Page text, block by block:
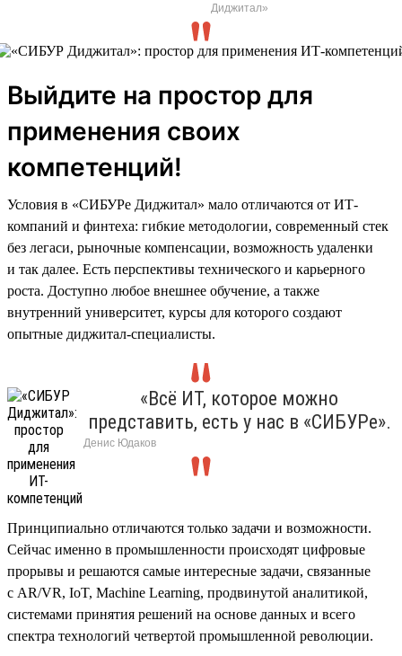
Диджитал»
Выйдите на простор для
применения своих
компетенций!
Условия в «СИБУРе Диджитал» мало отличаются от ИТ-
компаний и финтеха: гибкие методологии, современный стек
без легаси, рыночные компенсации, возможность удаленки
и так далее. Есть перспективы технического и карьерного
роста. Доступно любое внешнее обучение, а также
внутренний университет, курсы для которого создают
опытные диджитал-специалисты.
«Всё ИТ, которое можно
представить, есть у нас в «СИБУРе».
Денис
Принципиально отличаются только задачи и возможности.
Сейчас именно в промышленности происходят цифровые
прорывы и решаются самые интересные задачи, связанные
с AR/VR, IoT, Machine Learning, продвинутой аналитикой,
системами принятия решений на основе данных и всего
спектра технологий четвертой промышленной революции.